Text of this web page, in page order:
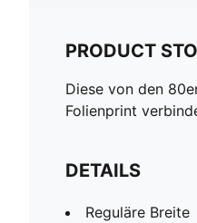
PRODUCT
Diese von den
Folienprint
DETAILS
Reguläre Breite